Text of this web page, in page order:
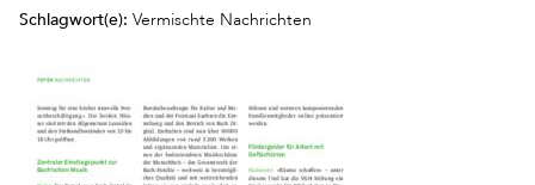
Schlagwort(e): Vermischte Nachrichten